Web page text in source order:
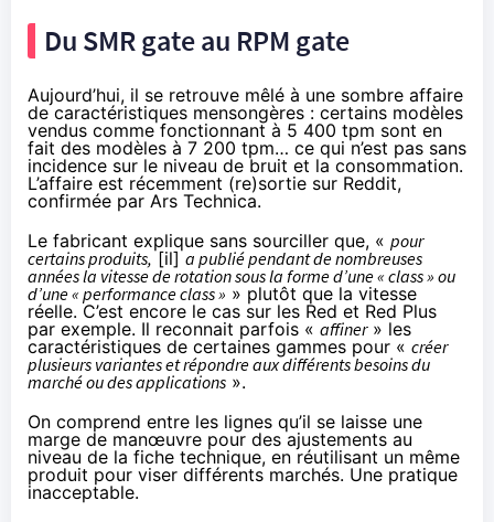
Du SMR gate au RPM gate
Aujourd’hui, il se retrouve mêlé à une sombre affaire
de caractéristiques mensongères : certains modèles
vendus comme fonctionnant à 5 400 tpm sont en
fait des modèles à 7 200 tpm… ce qui n’est pas sans
incidence sur le niveau de bruit et la consommation.
L’affaire est récemment (re)sortie sur Reddit,
confirmée par Ars Technica.
Le fabricant explique sans sourciller que, « pour
certains produits,[il]a publié pendant de nombreuses
années la vitesse de rotation sous la forme d’une « class » ou
d’une « performance class » » plutôt que la vitesse
réelle. C’est encore le cas sur les Red et Red Plus
par exemple. Il reconnait parfois « affiner» les
caractéristiques de certaines gammes pour « créer
plusieurs variantes et répondre aux différents besoins du
marché ou des applications ».
On comprend entre les lignes qu’il se laisse une
marge de manœuvre pour des ajustements au
niveau de la fiche technique, en réutilisant un même
produit pour viser différents marchés. Une pratique
inacceptable.